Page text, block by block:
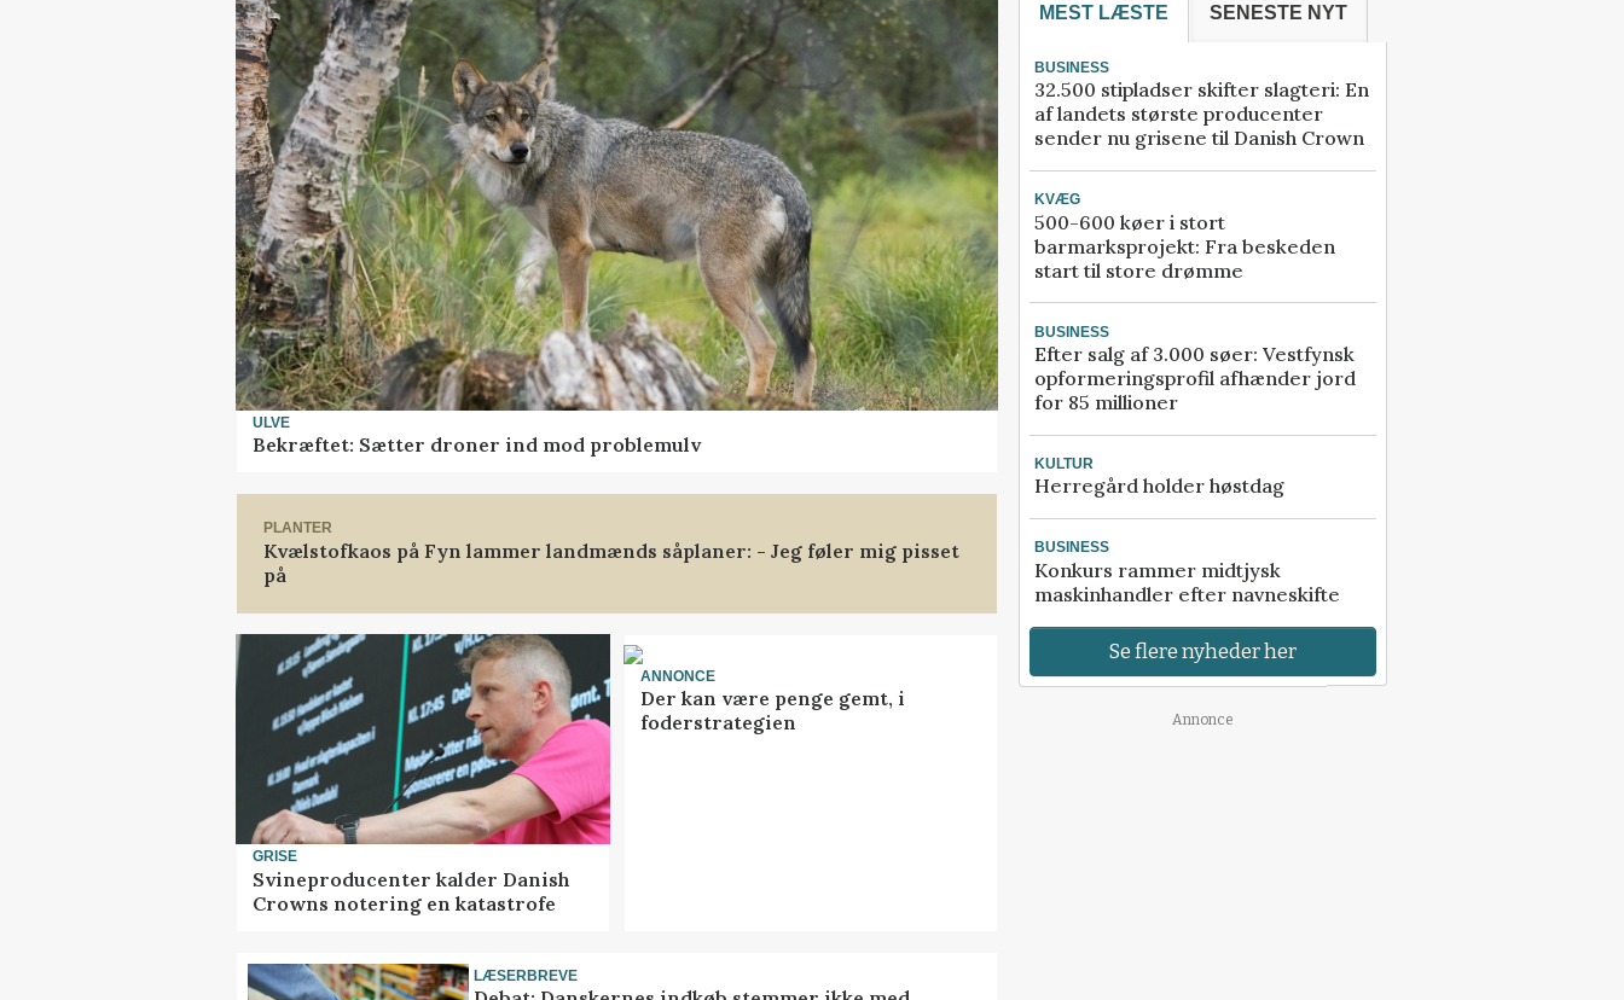
ULVE
Bekræftet: Sætter droner ind mod problemulv
PLANTER
Kvælstofkaos på Fyn lammer landmænds såplaner: - Jeg føler mig pisset
på
GRISE
Svineproducenter kalder Danish
Crowns notering en katastrofe
ANNONCE
Der kan være penge gemt, i
foderstrategien
LÆSERBREVE
MEST LÆSTE SENESTE NYT
BUSINESS
32.500 stipladser skifter slagteri: En
af landets største producenter
sender nu grisene til Danish Crown
KVÆG
500-600 køer i stort
barmarksprojekt: Fra beskeden
start til store drømme
BUSINESS
Efter salg af 3.000 søer: Vestfynsk
opformeringsprofil afhænder jord
for 85 millioner
KULTUR
Herregård holder høstdag
BUSINESS
Konkurs rammer midtjysk
maskinhandler efter navneskifte
Se flere nyheder her
Annonce